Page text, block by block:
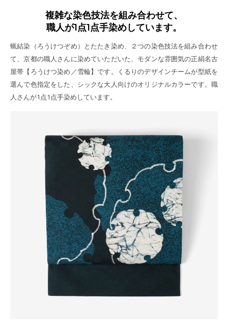
複雑な染色技法を組み合わせて、
職人が1点1点手染めしています。
蝋結染（ろうけつぞめ）とたたき染め、２つの染色技法を組み合わせ
て、京都の職人さんに染めていただいた、モダンな雰囲気の正絹名古
屋帯【ろうけつ染め／雪輪】です。くるりのデザインチームが型紙を
選んで色指定をした、シックな大人向けのオリジナルカラーです。職
人さんが1点1点手染めしています。